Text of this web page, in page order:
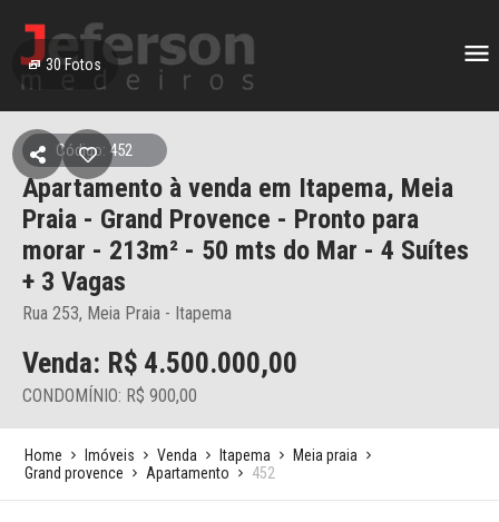
30 Fotos
Código: 452
Apartamento à venda em Itapema, Meia
Praia - Grand Provence - Pronto para
morar - 213m² - 50 mts do Mar - 4 Suítes
+ 3 Vagas
Rua 253, Meia Praia - Itapema
Venda: R$ 4.500.000,00
CONDOMÍNIO: R$ 900,00
Home Imóveis Venda Itapema
Meia praia
Grand provence
Apartamento 452